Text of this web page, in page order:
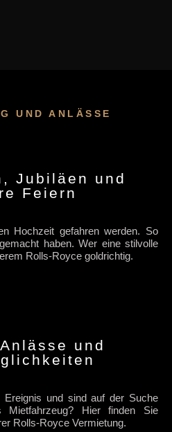
UND ANLÄSSE
Jubiläen und
Feiern
Hochzeit gefahren werden. So
haben. Wer eine stilvolle
Rolls-Royce goldrichtig.
und
Ereignis und sind auf der Suche
Hier finden Sie
Rolls-Royce Vermietung.